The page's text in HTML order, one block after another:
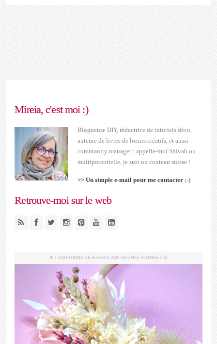
Mireia, c'est moi :)
Blogueuse DIY, rédactrice de tutoriels déco,
auteure de livres de loisirs créatifs, et aussi
community manager : appelle-moi Shivah ou
multipotentielle, je suis un couteau suisse !
>> Un simple e-mail pour me contacter ;-)
Retrouve-moi sur le web
KIT COURONNE DE FLEURS JAVA DE CHEZ FLOWRETTE